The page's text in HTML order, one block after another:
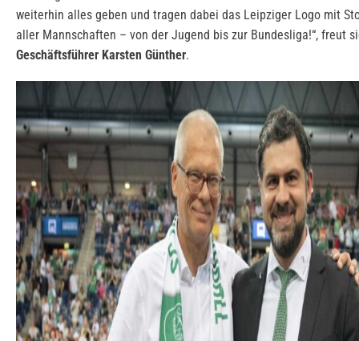
weiterhin alles geben und tragen dabei das Leipziger Logo mit
aller Mannschaften – von der Jugend bis zur Bundesliga!“, freut
Geschäftsführer Karsten Günther.